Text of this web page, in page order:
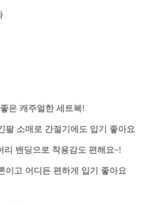
은 캐주얼한 세트복!
팔 소매로 간절기에도 입기 좋아요
밴딩으로 착용감도 편해요~!
이고 어디든 편하게 입기 좋아요